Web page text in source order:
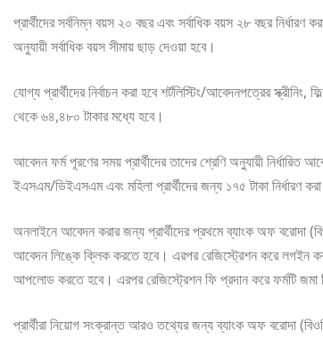
প্রার্থীদের সর্বনিম্ন বয়স ২০ বছর এবং সর্বাধিক বয়স ২৮ বছর
অনুযায়ী সর্বাধিক বয়স সীমায় ছাড় দেওয়া হবে।
যোগ্য প্রার্থীদের নির্বাচন করা হবে শর্টলিস্টিং/আবেদনপত্রের
থেকে ৬৪,৪৮০ টাকার মধ্যে হবে।
আবেদন ফর্ম পূরণের সময় প্রার্থীদের তাদের শ্রেণি অনুযায়ী
ইএসএম/ডিইএসএম এবং মহিলা প্রার্থীদের জন্য ১৭৫ টাকা নির্ধারণ
অনলাইনে আবেদন করার জন্য প্রার্থীদের প্রথমে ব্যাংক অফ বরোদা
আবেদন লিঙ্কে ক্লিক করতে হবে। এরপর রেজিস্ট্রেশন করে লগইন
আপলোড করতে হবে। এরপর রেজিস্ট্রেশন ফি প্রদান করে ফর্মটি জমা
প্রার্থীরা নিয়োগ সংক্রান্ত আরও তথ্যের জন্য ব্যাংক অফ বরোদা